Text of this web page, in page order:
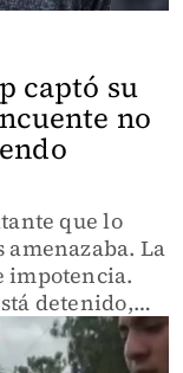
captó su
no
que lo
amenazaba. La
impotencia.
detenido,
de app: